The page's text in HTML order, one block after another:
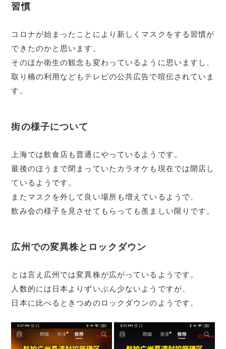
習慣
コロナが始まったことにより新しくマスクをする習慣が
できたのかと思います。
そのほか衛生の観念も変わっているように思いますし、
取り橋の利用などもテレビの公共広告で喧伝されていま
す。
街の様子について
上海では飲食店も普通にやっているようです。
最後のほうまで閉まっていたカラオケも現在では開店し
ているようです。
またマスクを外して良い場所も増えているようで、
飲み会の様子を見させてもらっても羨ましい限りです。
広州での変異株とロックダウン
とは言え広州では変異株が広がっているようです。
人数的には日本よりずいぶん少ないようですが、
日本に比べるときつめのロックダウンのようです。